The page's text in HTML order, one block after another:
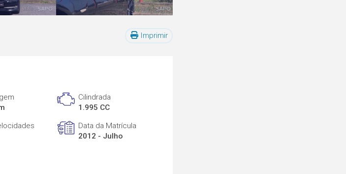
Imprimir
Cilindrada
1.995 CC
Data da Matrícula
2012 - Julho